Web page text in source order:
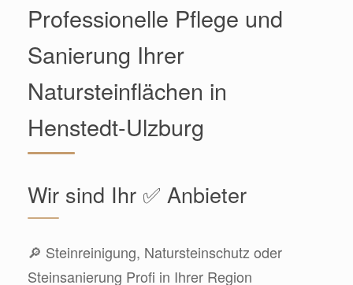
Professionelle Pflege und
Sanierung Ihrer
Natursteinflächen in
Henstedt-Ulzburg
Wir sind Ihr ✅ Anbieter
🔎 Steinreinigung, Natursteinschutz oder
Steinsanierung Profi in Ihrer Region